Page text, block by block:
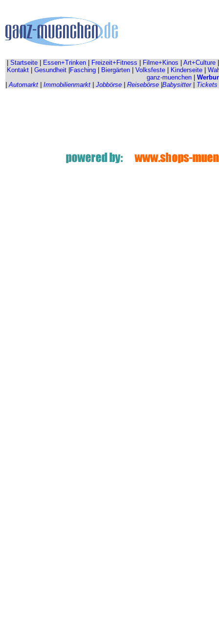
Startseite Essen+Trinken Freizeit+Fitness Filme+Kinos Art+Culture
Kontakt
Gesundheit| Fasching| Biergärten| Volksfeste| Kinderseite|
ganz-muenchen|
|Automarkt Immobilienmarkt Jobbörse Reisebörse Babysitter Tickets